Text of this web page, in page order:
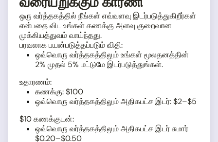
ஒரு வர்த்தகத்தில் நீங்கள் எவ்வளவு இடர்படுத்துகிறீர்கள்
என்பதை விட உங்கள் கணக்கு அளவு குறைவான
முக்கியத்துவம் வாய்ந்தது.
பரவலாக பயன்படுத்தப்படும் விதி:
ஒவ்வொரு வர்த்தகத்திலும் உங்கள் மூலதனத்தின்
2% முதல் 5% மட்டுமே இடர்படுத்துங்கள்.
உதாரணம்:
கணக்கு: $100
ஒவ்வொரு வர்த்தகத்திலும் அதிகபட்ச இடர்: $2–$5
$10 கணக்குடன்:
ஒவ்வொரு வர்த்தகத்திலும் அதிகபட்ச இடர் சுமார்
$0.20–$0.50